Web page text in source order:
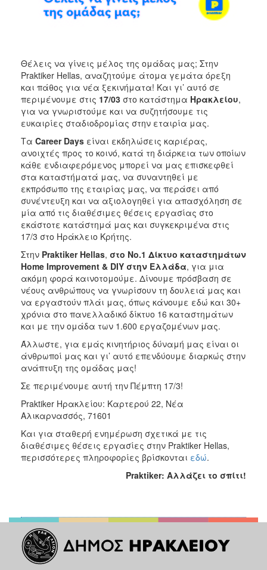
Θέλεις να γίνεις μέλος της ομάδας μας; Στην
Praktiker Hellas, αναζητούμε άτομα γεμάτα όρεξη
και πάθος για νέα ξεκινήματα! Και γι’ αυτό σε
περιμένουμε στις 17/03 στο κατάστημα Ηρακλείου,
για να γνωριστούμε και να συζητήσουμε τις
ευκαιρίες σταδιοδρομίας στην εταιρία μας.
Τα Career Days είναι εκδηλώσεις καριέρας,
ανοιχτές προς το κοινό, κατά τη διάρκεια των οποίων
κάθε ενδιαφερόμενος μπορεί να μας επισκεφθεί
στα καταστήματά μας, να συναντηθεί με
εκπρόσωπο της εταιρίας μας, να περάσει από
συνέντευξη και να αξιολογηθεί για απασχόληση σε
μία από τις διαθέσιμες θέσεις εργασίας στο
εκάστοτε κατάστημά μας και συγκεκριμένα στις
17/3 στο Ηράκλειο Κρήτης.
Στην PraktikerHellas, στο Νo.1 Δίκτυο καταστημάτων
Home Improvement & DIY στην Ελλάδα, για μια
ακόμη φορά καινοτομούμε. Δίνουμε πρόσβαση σε
νέους ανθρώπους να γνωρίσουν τη δουλειά μας και
να εργαστούν πλάι μας, όπως κάνουμε εδώ και 30+
χρόνια στο πανελλαδικό δίκτυο 16 καταστημάτων
και με την ομάδα των 1.600 εργαζομένων μας.
Άλλωστε, για εμάς κινητήριος δύναμή μας είναι οι
άνθρωποί μας και γι’ αυτό επενδύουμε διαρκώς στην
ανάπτυξη της ομάδας μας!
Σε περιμένουμε αυτή την Πέμπτη 17/3!
Praktiker Ηρακλείου: Καρτερού 22, Νέα
Αλικαρνασσός, 71601
Και για σταθερή ενημέρωση σχετικά με τις
διαθέσιμες θέσεις εργασίες στην Praktiker Hellas,
περισσότερες πληροφορίες βρίσκονται εδώ.
Praktiker: Αλλάζει το σπίτι!